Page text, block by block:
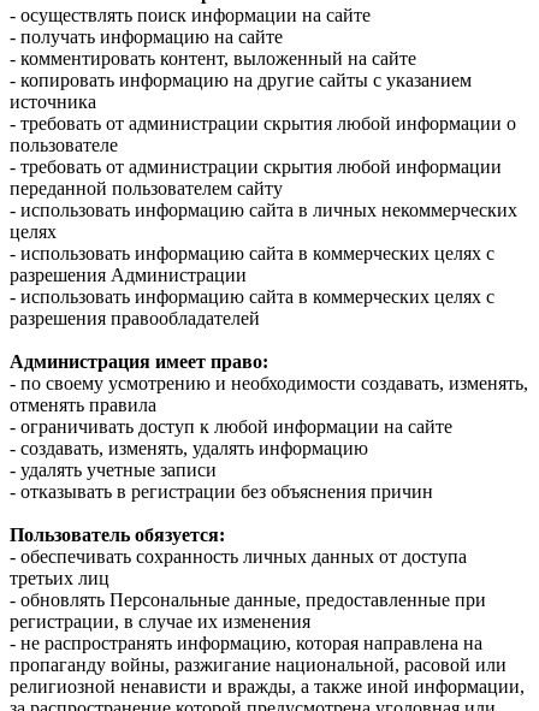
- осуществлять поиск информации на сайте
- получать информацию на сайте
- комментировать контент, выложенный на сайте
- копировать информацию на другие сайты с указанием
источника
- требовать от администрации скрытия любой информации о
пользователе
- требовать от администрации скрытия любой информации
переданной пользователем сайту
- использовать информацию сайта в личных некоммерческих
целях
- использовать информацию сайта в коммерческих целях с
разрешения Администрации
- использовать информацию сайта в коммерческих целях с
разрешения правообладателей
Администрация имеет право:
- по своему усмотрению и необходимости создавать, изменять,
отменять правила
- ограничивать доступ к любой информации на сайте
- создавать, изменять, удалять информацию
- удалять учетные записи
- отказывать в регистрации без объяснения причин
Пользователь обязуется:
- обеспечивать сохранность личных данных от доступа
третьих лиц
- обновлять Персональные данные, предоставленные при
регистрации, в случае их изменения
- не распространять информацию, которая направлена на
пропаганду войны, разжигание национальной, расовой или
религиозной ненависти и вражды, а также иной информации,